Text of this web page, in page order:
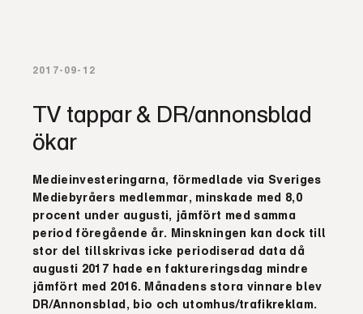
2017-09-12
TV tappar & DR/annonsblad
ökar
Medieinvesteringarna, förmedlade via Sveriges
Mediebyråers medlemmar, minskade med 8,0
procent under augusti, jämfört med samma
period föregående år. Minskningen kan dock till
stor del tillskrivas icke periodiserad data då
augusti 2017 hade en faktureringsdag mindre
jämfört med 2016. Månadens stora vinnare blev
DR/Annonsblad, bio och utomhus/trafikreklam.